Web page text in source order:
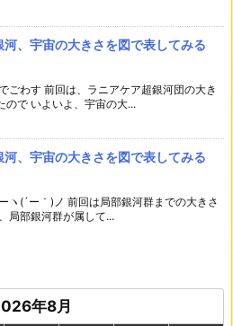
河、宇宙の大きさを図で表してみる
ごわす 前回は、ラニアケア超銀河団の大き
ので いよいよ、宇宙の大...
河、宇宙の大きさを図で表してみる
ヽ(´ー｀)ノ 前回は局部銀河群までの大きさ
局部銀河群が属して...
年8月